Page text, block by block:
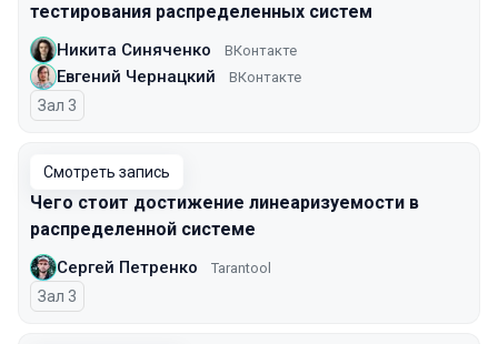
тестирования распределенных систем
Никита Синяченко ВКонтакте
Евгений Чернацкий ВКонтакте
Зал 3
Смотреть запись
Чего стоит достижение линеаризуемости в
распределенной системе
Сергей Петренко Tarantool
Зал 3